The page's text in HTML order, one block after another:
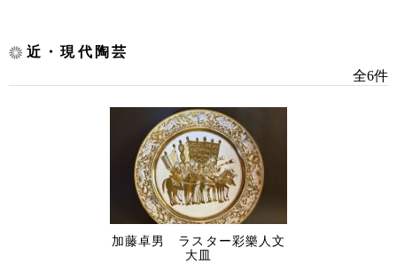
近・現代陶芸
全6件
加藤卓男 ラスター彩樂人文
大皿